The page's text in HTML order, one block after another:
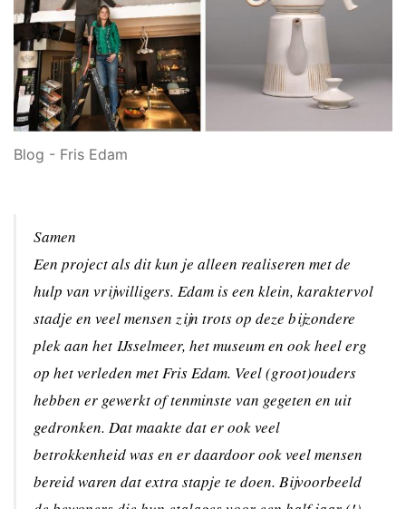
Blog - Fris Edam
Samen
Een project als dit kun je alleen realiseren met de
hulp van vrijwilligers. Edam is een klein, karaktervol
stadje en veel mensen zijn trots op deze bijzondere
plek aan het IJsselmeer, het museum en ook heel erg
op het verleden met Fris Edam. Veel (groot)ouders
hebben er gewerkt of tenminste van gegeten en uit
gedronken. Dat maakte dat er ook veel
betrokkenheid was en er daardoor ook veel mensen
bereid waren dat extra stapje te doen. Bijvoorbeeld